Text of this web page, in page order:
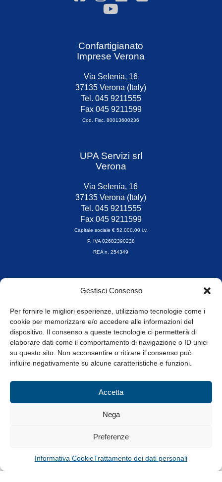
Gestisci Consenso
Per fornire le migliori esperienze, utilizziamo tecnologie come i
cookie per memorizzare e/o accedere alle informazioni del
dispositivo. Il consenso a queste tecnologie ci permetterà di
elaborare dati come il comportamento di navigazione o ID unici
su questo sito. Non acconsentire o ritirare il consenso può
influire negativamente su alcune caratteristiche e funzioni.
Accetta
Nega
Preferenze
Informativa CookieTrattamento dei dati personali
Confartigianato
Imprese Verona
Via Selenia, 16
37135 Verona (Italy)
Tel. 045 9211555
Fax 045 9211599
Cod. Fisc. 80013600236
UPA Servizi srl
Verona
Via Selenia, 16
37135 Verona (Italy)
Tel. 045 9211555
Fax 045 9211599
Capitale sociale € 52.000,00 i.v.
P. IVA 02682390238
REA n. 254349
Orari di apertura
8.30-13.00 / 14.00-17.30
Whistleblowing
© Tutti i diritti riservati
Privacy Policy e Cookie|Informativa Cookie